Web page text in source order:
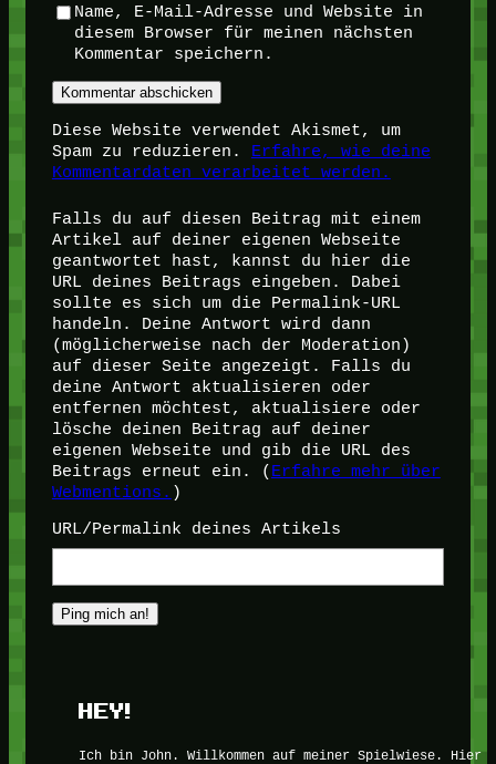
Name, E-Mail-Adresse und Website in
diesem Browser für meinen nächsten
Kommentar speichern.
Diese Website verwendet Akismet, um
Spam zu reduzieren. Erfahre, wie deine
Kommentardaten verarbeitet werden.
Falls du auf diesen Beitrag mit einem
Artikel auf deiner eigenen Webseite
geantwortet hast, kannst du hier die
URL deines Beitrags eingeben. Dabei
sollte es sich um die Permalink-URL
handeln. Deine Antwort wird dann
(möglicherweise nach der Moderation)
auf dieser Seite angezeigt. Falls du
deine Antwort aktualisieren oder
entfernen möchtest, aktualisiere oder
lösche deinen Beitrag auf deiner
eigenen Webseite und gib die URL des
Beitrags erneut ein. (Erfahre mehr über
Webmentions. )
URL/Permalink deines Artikels
HEY!
Ich bin John. Willkommen auf meiner Spielwiese.